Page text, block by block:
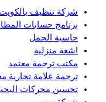
شركة تنظيف بالكويت
برنامج حسابات
حاسبة الحمل
اشعة منزلية
مكتب ترجمة معتمد
ترجمة علامة تجارية
تحسين محركات